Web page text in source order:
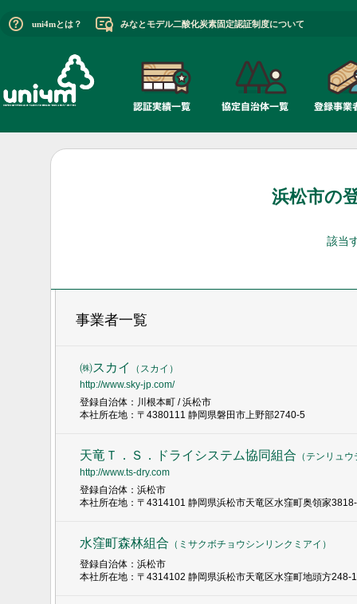
uni4mとは？ みなとモデル二酸化炭素固定認証制度について
浜松市の
該当
事業者一覧
㈱スカイ （ スカイ ）
http://www.sky-jp.com/
登録自治体：川根本町 / 浜松市
本社所在地：〒4380111 静岡県磐田市上野部2740-5
天竜Ｔ．Ｓ．ドライシステム協同組合 （テンリュウ
http://www.ts-dry.com
登録自治体：浜松市
本社所在地：〒4314101 静岡県浜松市天竜区水窪町奥領家
水窪町森林組合 （ ミサクボチョウシンリンクミアイ ）
登録自治体：浜松市
本社所在地：〒4314102 静岡県浜松市天竜区水窪町地頭方248-1